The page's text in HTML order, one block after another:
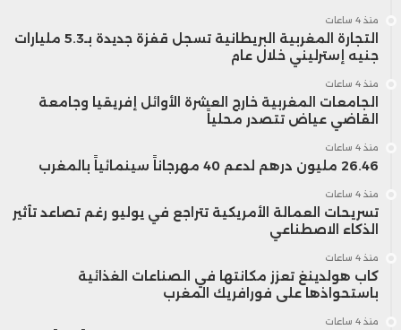
مارس 2026، مقارنة بزيادة بلغت 4.2 في
بينما واصل استهلاك الكهرباء نموه
ليسجل ارتفاعاً بنسبة 6.6 في المائة.
منذ 4 ساعات
التجارة المغربية البريطانية تسجل قفزة جديدة بـ5.3 مليارات
جنيه إسترليني خلال عام
منذ 4 ساعات
الجامعات المغربية خارج العشرة الأوائل إفريقيا وجامعة
القاضي عياض تتصدر محلياً
منذ 4 ساعات
26.46 مليون درهم لدعم 40 مهرجاناً سينمائياً بالمغرب
منذ 4 ساعات
تسريحات العمالة الأمريكية تتراجع في يوليو رغم تصاعد تأثير
الذكاء الاصطناعي
منذ 4 ساعات
كاب هولدينغ تعزز مكانتها في الصناعات الغذائية
باستحواذها على فورافريك المغرب
منذ 4 ساعات